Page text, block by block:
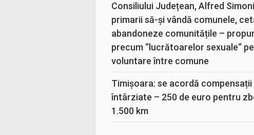
Consiliului Județean, Alfred
primarii să-și vândă comunele,
abandoneze comunitățile –
precum “lucrătoarelor sexuale“
voluntare între comune
Timișoara: se acordă
întârziate – 250 de euro pentru
1.500 km